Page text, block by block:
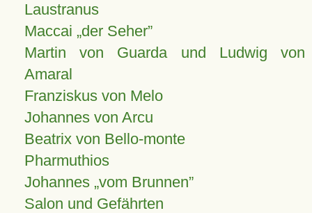
Laustranus
Maccai „der Seher”
Martin von Guarda und Ludwig von
Amaral
Franziskus von Melo
Johannes von Arcu
Beatrix von Bello-monte
Pharmuthios
Johannes vom Brunnen
Salon und Gefährten